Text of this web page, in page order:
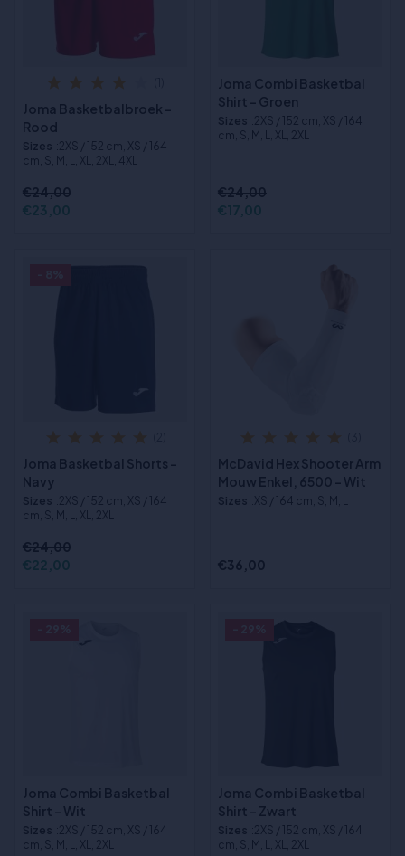
Joma Basketbalbroek -
Rood
Sizes :2XS / 152 cm, XS / 164
cm, S, M, L, XL, 2XL, 4XL
€24,00
€23,00
Joma Combi Basketbal
Shirt - Groen
Sizes :2XS / 152 cm, XS / 164
cm, S, M, L, XL, 2XL
€24,00
€17,00
Joma Basketbal Shorts -
Navy
Sizes :2XS / 152 cm, XS / 164
cm, S, M, L, XL, 2XL
€24,00
€22,00
McDavid Hex Shooter Arm
Mouw Enkel, 6500 - Wit
Sizes :XS / 164 cm, S, M, L
€36,00
Joma Combi Basketbal
Shirt - Wit
Sizes :2XS / 152 cm, XS / 164
cm, S, M, L, XL, 2XL
Joma Combi Basketbal
Shirt - Zwart
Sizes :2XS / 152 cm, XS / 164
cm, S, M, L, XL, 2XL